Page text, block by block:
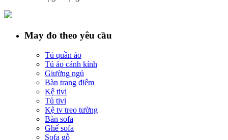
May đo theo yêu cầu
Tủ quần áo
Tú áo cánh kính
Giường ngủ
Bàn trang điểm
Kệ tivi
Tủ tivi
Kệ tv treo tường
Bàn sofa
Ghế sofa
Sofa gỗ